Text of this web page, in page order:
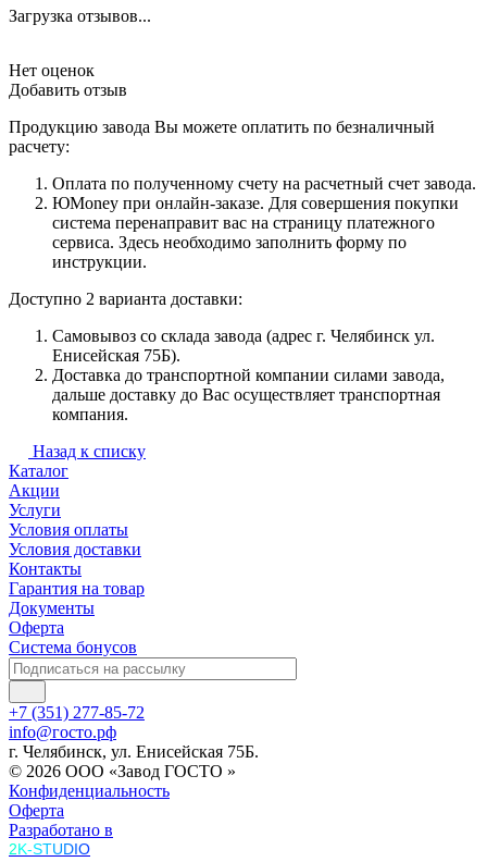
Загрузка отзывов...
Нет оценок
Добавить отзыв
Продукцию завода Вы можете оплатить по безналичный
расчету:
Оплата по полученному счету на расчетный счет завода.
ЮMoney при онлайн-заказе. Для совершения покупки
система перенаправит вас на страницу платежного
сервиса. Здесь необходимо заполнить форму по
инструкции.
Доступно 2 варианта доставки:
Самовывоз со склада завода (адрес г. Челябинск ул.
Енисейская 75Б).
Доставка до транспортной компании силами завода,
дальше доставку до Вас осуществляет транспортная
компания.
Назад к списку
Каталог
Акции
Услуги
Условия оплаты
Условия доставки
Контакты
Гарантия на товар
Документы
Оферта
Система бонусов
+7 (351) 277-85-72
info@госто.рф
г. Челябинск, ул. Енисейская 75Б.
© 2026 ООО «Завод ГОСТО »
Конфиденциальность
Оферта
Разработано в
2K-STUDIO